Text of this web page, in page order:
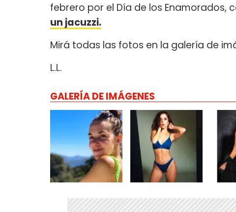
febrero por el Día de los Enamorados,
un jacuzzi.
Mirá todas las fotos en la galería de
L.L.
GALERÍA DE IMÁGENES